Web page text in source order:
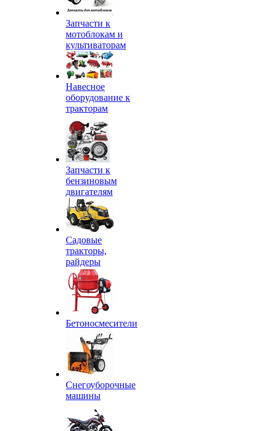
Запчасти к
мотоблокам и
культиваторам
Навесное
оборудование к
тракторам
Запчасти к
бензиновым
двигателям
Садовые
тракторы,
райдеры
Бетоносмесители
Снегоуборочные
машины